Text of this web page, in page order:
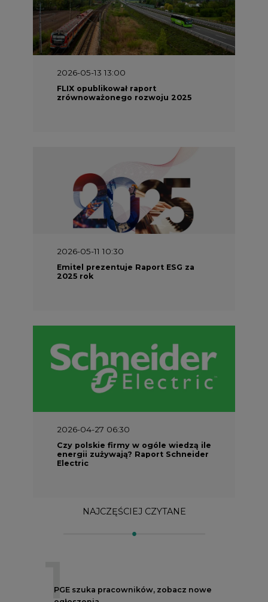
2026-05-13 13:00
FLIX opublikował raport
zrównoważonego rozwoju 2025
2026-05-11 10:30
Emitel prezentuje Raport ESG za
2025 rok
2026-04-27 06:30
Czy polskie firmy w ogóle wiedzą ile
energii zużywają? Raport Schneider
Electric
NAJCZĘŚCIEJ CZYTANE
1
PGE szuka pracowników, zobacz nowe